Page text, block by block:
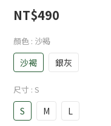
NT$490
顏色 : 沙褐
沙褐 銀灰
尺寸 : S
S M L